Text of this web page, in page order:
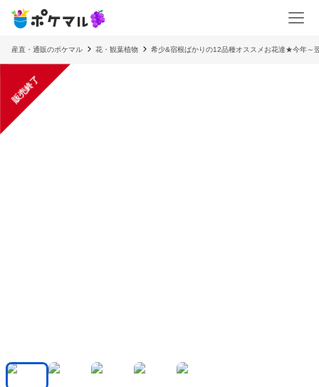
産直・通販のポケマル 花・観葉植物 希少&宿根ばかりの12品種オススメお花達★今年～
販売終了